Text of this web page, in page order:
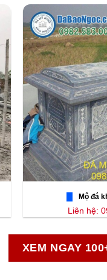
Mộ đá
Liên hệ:
XEM NGAY